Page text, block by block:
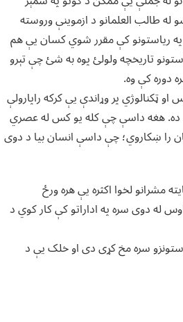
طالب العلمانو د ازموینې وروسته
ریاستونو کې مقرر شوي کسان یې هم
تاریخچه ولولئ پوه به شئ چې تېرو
دوره کې وه.
ټکنالوژي پر وړاندې یې کرکه راپارولې
ده. هغه داسې چې کله یو کس له عصري
را ښکاروي؛ چې داسې انسان بیا د دوی
مشرانو لخوا اکثره یې هره ورځ
له دوی سره په اداراتو کې کار کوي د
سره مخ کړی دی او خلک یې د